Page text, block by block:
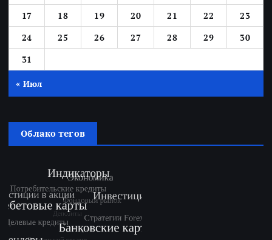
17
18 19 20 21 22
23
24
25 26 27 28 29
30
31
« Июл
Облако тегов